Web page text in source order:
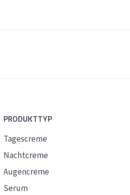
PRODUKTTYP
Tagescreme
Nachtcreme
Augencreme
Serum